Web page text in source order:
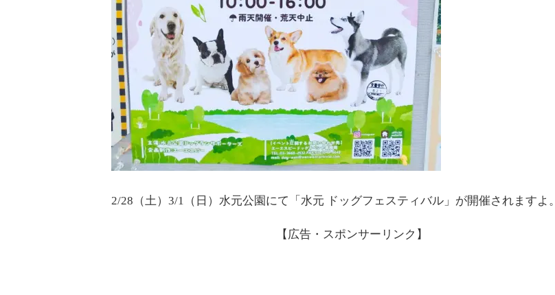
2/28（土）3/1（日）水元公園にて「水元 ドッグフェスティバル」が開催されますよ。
【広告・スポンサーリンク】